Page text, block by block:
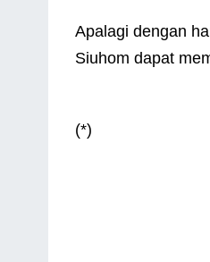
Apalagi dengan
Siuhom dapat
(*)